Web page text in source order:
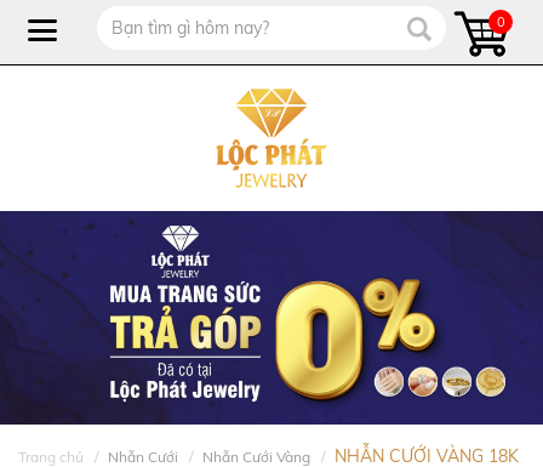
0
Trang chủ Nhẫn Cưới Nhẫn Cưới Vàng
NHẪN CƯỚI VÀNG 18K